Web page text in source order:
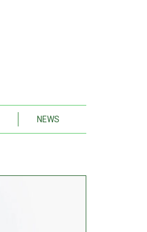
NEWS